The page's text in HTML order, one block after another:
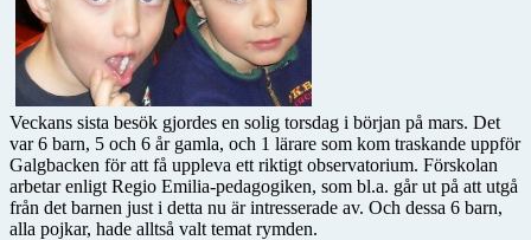
Veckans sista besök gjordes en solig torsdag i början på mars. Det
var 6 barn, 5 och 6 år gamla, och 1 lärare som kom traskande uppför
Galgbacken för att få uppleva ett riktigt observatorium. Förskolan
arbetar enligt Regio Emilia-pedagogiken, som bl.a. går ut på att utgå
från det barnen just i detta nu är intresserade av. Och dessa 6 barn,
alla pojkar, hade alltså valt temat rymden.